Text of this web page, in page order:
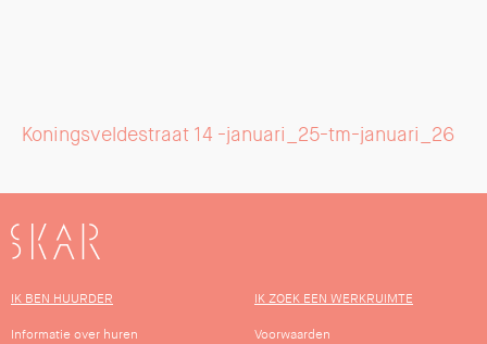
Koningsveldestraat 14 -januari_25-tm-januari_26
SKAR
IK BEN HUURDER
Informatie over huren
IK ZOEK EEN WERKRUIMTE
Voorwaarden